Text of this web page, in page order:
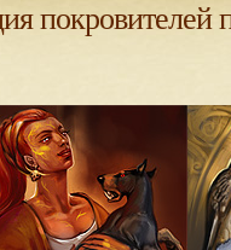
покровителей